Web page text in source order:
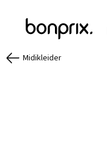
Midikleider